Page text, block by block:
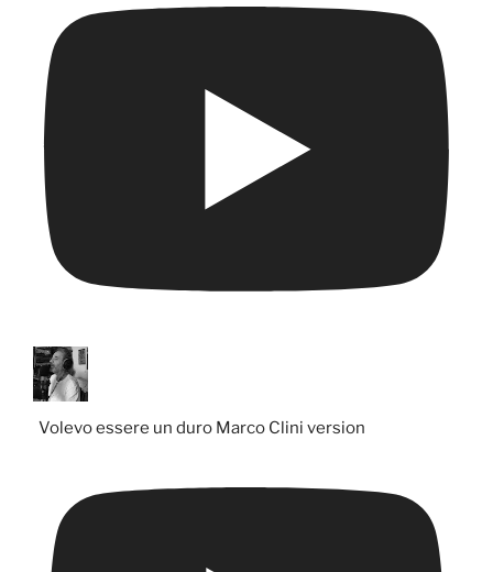
Volevo essere un duro Marco Clini version